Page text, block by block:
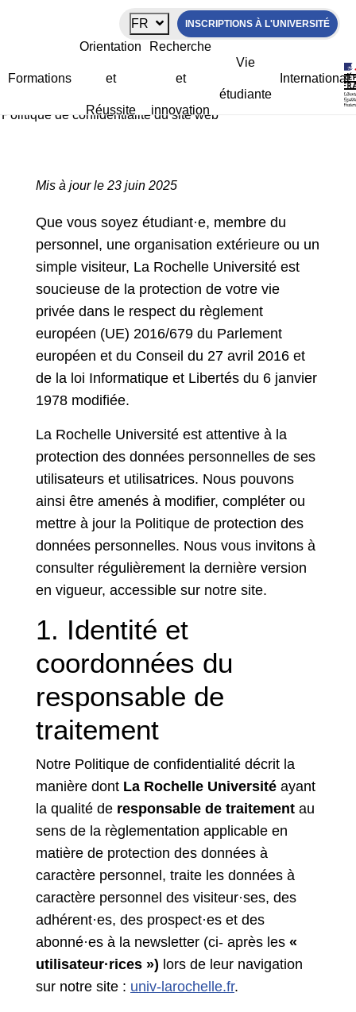
FR INSCRIPTIONS À L'UNIVERSITÉ
Formations
Orientation
et
Réussite
Recherche
et
innovation
Vie
étudiante
International
Politique de confidentialité du site web
Politique de confidentialité
Politique de confidentialité du site web
Mis à jour le 23 juin 2025
Que vous soyez étudiant·e, membre du
personnel, une organisation extérieure ou un
simple visiteur, La Rochelle Université est
soucieuse de la protection de votre vie
privée dans le respect du règlement
européen (UE) 2016/679 du Parlement
européen et du Conseil du 27 avril 2016 et
de la loi Informatique et Libertés du 6 janvier
1978 modifiée.
La Rochelle Université est attentive à la
protection des données personnelles de ses
utilisateurs et utilisatrices. Nous pouvons
ainsi être amenés à modifier, compléter ou
mettre à jour la Politique de protection des
données personnelles. Nous vous invitons à
consulter régulièrement la dernière version
en vigueur, accessible sur notre site.
1. Identité et
coordonnées du
responsable de
traitement
Notre Politique de confidentialité décrit la
manière dont La Rochelle Université ayant
la qualité de responsable de traitement au
sens de la règlementation applicable en
matière de protection des données à
caractère personnel, traite les données à
caractère personnel des visiteur·ses, des
adhérent·es, des prospect·es et des
abonné·es à la newsletter (ci- après les «
utilisateur·rices ») lors de leur navigation
sur notre site : univ-larochelle.fr.
Panneau de gestion des cookies